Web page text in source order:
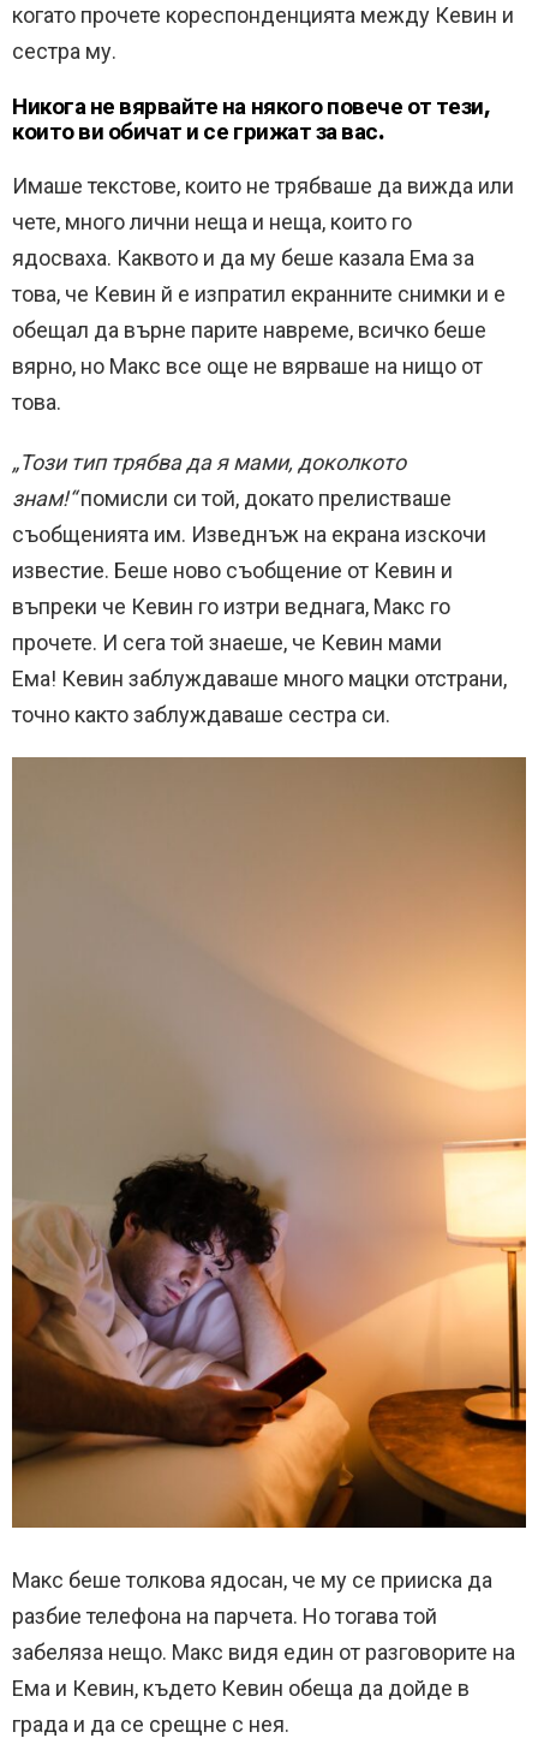
когато прочете кореспонденцията между Кевин и
сестра му.
Никога не вярвайте на някого повече от тези,
които ви обичат и се грижат за вас.
Имаше текстове, които не трябваше да вижда или
чете, много лични неща и неща, които го
ядосваха. Каквото и да му беше казала Ема за
това, че Кевин й е изпратил екранните снимки и е
обещал да върне парите навреме, всичко беше
вярно, но Макс все още не вярваше на нищо от
това.
„Този ​​тип трябва да я мами, доколкото
знам!“помисли си той, докато прелистваше
съобщенията им. Изведнъж на екрана изскочи
известие. Беше ново съобщение от Кевин и
въпреки че Кевин го изтри веднага, Макс го
прочете. И сега той знаеше, че Кевин мами
Ема! Кевин заблуждаваше много мацки отстрани,
точно както заблуждаваше сестра си.
Макс беше толкова ядосан, че му се прииска да
разбие телефона на парчета. Но тогава той
забеляза нещо. Макс видя един от разговорите на
Ема и Кевин, където Кевин обеща да дойде в
града и да се срещне с нея.